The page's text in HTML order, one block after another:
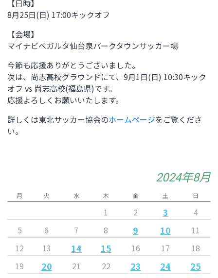
【日時】
8月25日(日) 17:00キックオフ
【会場】
マイナビベガルタ仙台泉パークタウンサッカー場
今節も応援ありがとうございました。
次は、尚志高校グラウンドにて、9月1日(日) 10:30キック
オフ vs 尚志高校(福島県)です。
応援よろしくお願いいたします。
詳しくは東北サッカー協会のホームページをご覧くださ
い。
2024年8月
月 火 水 木 金 土 日
1 2 3
4
5
6 7 8 9 10
11
12
13 14 15 16 17
18
19
20 21 22 23 24
25